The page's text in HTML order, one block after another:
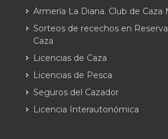
Armería La Diana. Club de Caza
Sorteos de recechos en
Caza
Licencias de Caza
Licencias de Pesca
Seguros del Cazador
Licencia Interautonómica